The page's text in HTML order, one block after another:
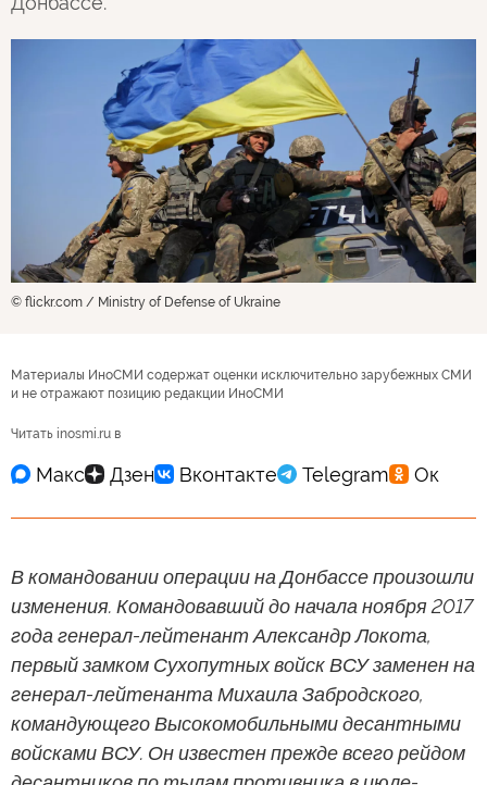
© flickr.com / Ministry of Defense of Ukraine
Материалы ИноСМИ содержат оценки исключительно зарубежных СМИ
и не отражают позицию редакции ИноСМИ
Читать inosmi.ru в
В командовании операции на Донбассе произошли
изменения. Командовавший до начала ноября 2017
года генерал-лейтенант Александр Локота,
первый замком Сухопутных войск ВСУ заменен на
генерал-лейтенанта Михаила Забродского,
командующего Высокомобильными десантными
войсками ВСУ. Он известен прежде всего рейдом